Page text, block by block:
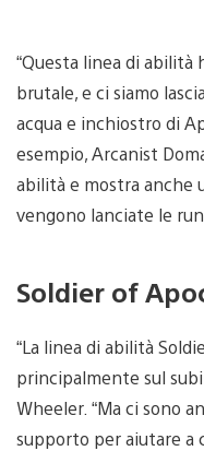
“Questa linea di
brutale, e ci siamo
acqua e inchiostro di
esempio, Arcanist
abilità e mostra anche
vengono lanciate le
Soldier of
“La linea di abilità
principalmente sul
Wheeler. “Ma ci sono
supporto per aiutare a